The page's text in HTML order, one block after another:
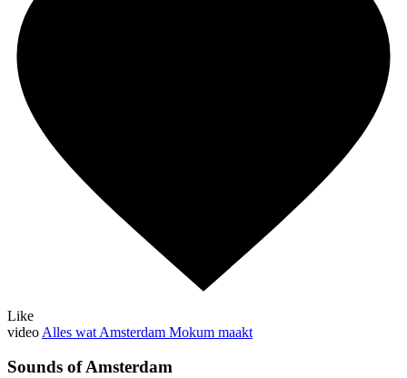
Like
video Alles wat Amsterdam Mokum maakt
Sounds of Amsterdam